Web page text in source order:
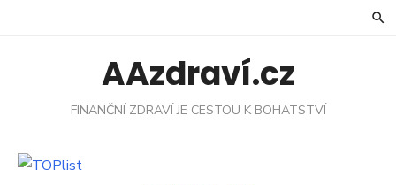
AAzdraví.cz
FINANČNÍ ZDRAVÍ JE CESTOU K BOHATSTVÍ